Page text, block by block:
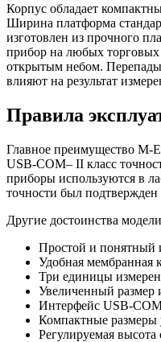
Корпус обладает
Ширина платформа
изготовлен из прочного
прибор на любых
открытым небом.
влияют на результат
Правила
Главное преимущество M-
USB-COM– II класс
приборы используются в
точности был подтвержден
Другие достоинства
Простой и понятный
Удобная мембранная
Три единицы
Увеличенный размер
Интерфейс USB-
Компактные размеры
Регулируемая высота